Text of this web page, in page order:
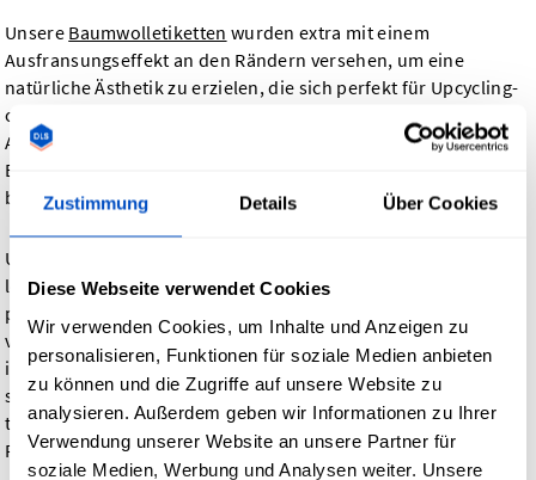
Zustimmung Details Über Cookies
Diese Webseite verwendet Cookies
Wir verwenden Cookies, um Inhalte und Anzeigen zu
personalisieren, Funktionen für soziale Medien anbieten
zu können und die Zugriffe auf unsere Website zu
analysieren. Außerdem geben wir Informationen zu Ihrer
Verwendung unserer Website an unsere Partner für
soziale Medien, Werbung und Analysen weiter. Unsere
Unsere Baumwolletiketten wurden extra mit einem
Ausfransungseffekt an den Rändern versehen, um eine
natürliche Ästhetik zu erzielen, die sich perfekt für Upcycling-
oder nachhaltige Designprojekte eignet. Falls ein natürlicher
Ausfransungseffekt nicht das ist, was du möchtest, solltest du
Baumwolletiketten mit einem umgeschlagenen Rand
bestellen.
Unsere
lebendige Farben wie nötig einzubinden, um dein Design
perfekt zur Geltung zu bringen. Sie sind ideal für Designs mit
vielen verschiedenen Farben, die unsere Webetiketten nicht
immer optimal darstellen können. Bedruckte Etiketten werden
so hergestellt, dass jede Farbe während des Druckvorgangs
tief in das Grundmaterial eindringt, was sie besonders für
Farbverlaufseffekte und -designs geeignet macht.